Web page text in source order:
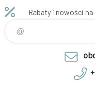
plastové středové těsnění
Rabaty i nowości na